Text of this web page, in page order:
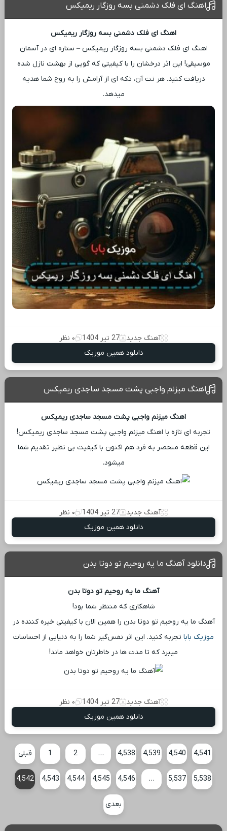
اهنگ ای فلک دشمنی بسه روزگار ریمیکس
اهنگ ای فلک دشمنی بسه روزگار ریمیکس
اهنگ ای فلک دشمنی بسه روزگار ریمیکس – ستاره ‌ای در آسمان
موسیقی! این اثر درخشان را با کیفیتی که گویی از بهشت نازل شده
دریافت کنید. هر نت آن، تکه ‌ای از آرامش را به روح شما هدیه
میدهد.
آهنگ جدید 27 تیر 1404
۰ نظر
دانلود همین موزیک
اهنگ میزنم واجبی پشت مسجد ساجدی ریمیکس
اهنگ میزنم واجبی پشت مسجد ساجدی ریمیکس
تجربه ‌ای تازه با اهنگ میزنم واجبی پشت مسجد ساجدی ریمیکس!
این قطعه منحصر به فرد هم اکنون با کیفیت بی ‌نظیر تقدیم شما
میشود.
آهنگ جدید 27 تیر 1404
۰ نظر
دانلود همین موزیک
دانلود آهنگ ما یه روحیم تو دوتا بدن
آهنگ ما یه روحیم تو دوتا بدن
شاهکاری که منتظر شما بود!
آهنگ ما یه روحیم تو دوتا بدن را همین الان با کیفیتی خیره‌ کننده در
موزیک بابا تجربه کنید. این اثر نفس‌گیر شما را به دنیایی از احساسات
میبرد که تا مدت ‌ها در خاطرتان خواهد ماند!
آهنگ جدید 27 تیر 1404
۰ نظر
دانلود همین موزیک
قبلی 1 2 … 4,538 4,539 4,540 4,541
4,542 4,543 4,544 4,545 4,546 … 5,537 5,538
بعدی